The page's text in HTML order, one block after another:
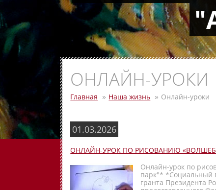
ОНЛАЙН-УРОКИ
Главная Наша жизнь Онлайн-уроки
01.03.2026
ОНЛАЙН-УРОК ПО РИСОВАНИЮ
Онлайн-урок по
парк"* *Социальный
гранта Президента